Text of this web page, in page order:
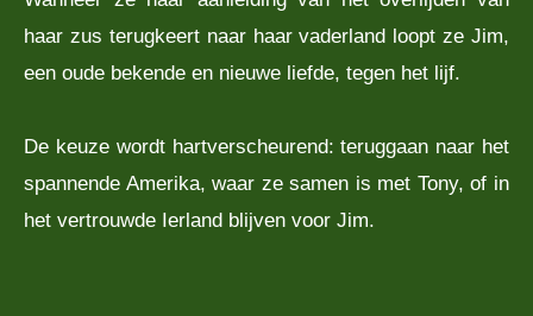
haar zus terugkeert naar haar vaderland loopt ze Jim,
een oude bekende en nieuwe liefde, tegen het lijf.
De keuze wordt hartverscheurend: teruggaan naar het
spannende Amerika, waar ze samen is met Tony, of in
het vertrouwde Ierland blijven voor Jim.